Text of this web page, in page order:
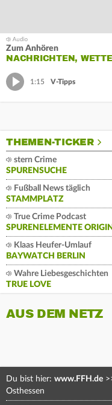
Zum Anhören
NACHRICHTEN,
1:15 V-Tipps
THEMEN-TICKER
stern Crime
SPURENSUCHE
Fußball News täglich
STAMMPLATZ
True Crime Podcast
SPURENELEMENTE
Klaas Heufer-Umlauf
BAYWATCH BERLIN
Wahre Liebesgeschichten
TRUE LOVE
AUS DEM NETZ
Du bist hier: www.FFH.de
Osthessen